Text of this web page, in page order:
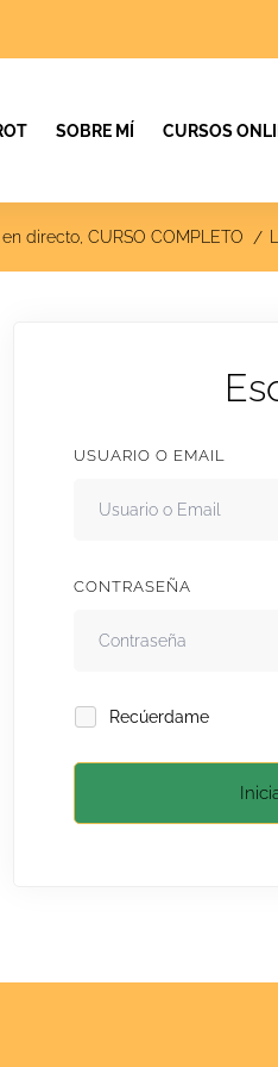
SOBRE MÍ CURSOS
directo, CURSO COMPLETO
USUARIO O EMAIL
CONTRASEÑA
Recúerdame